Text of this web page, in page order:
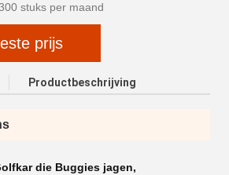
stuks per maand
prijs
Productbeschrijving
die Buggies jagen,